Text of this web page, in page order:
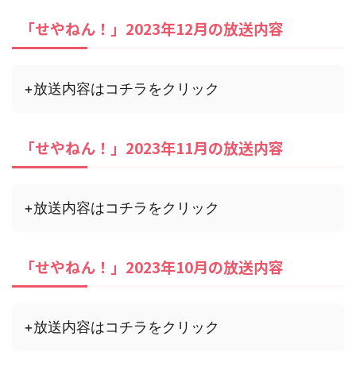
「せやねん！」2023年12月の放送内容
+放送内容はコチラをクリック
「せやねん！」2023年11月の放送内容
+放送内容はコチラをクリック
「せやねん！」2023年10月の放送内容
+放送内容はコチラをクリック